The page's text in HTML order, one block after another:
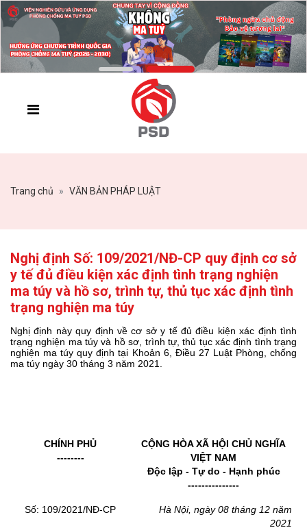
Trang chủ VĂN BẢN PHÁP LUẬT
Nghị định Số: 109/2021/NĐ-CP quy định cơ sở
y tế đủ điều kiện xác định tình trạng nghiện
ma túy và hồ sơ, trình tự, thủ tục xác định tình
trạng nghiện ma túy
Nghị định này quy định về cơ sở y tế đủ điều kiện xác định tình
trạng nghiện ma túy và hồ sơ, trình tự, thủ tục xác định tình trạng
nghiện ma túy quy định tại Khoản 6, Điều 27 Luật Phòng, chống
ma túy ngày 30 tháng 3 năm 2021.
CHÍNH PHỦ
--------
CỘNG HÒA XÃ HỘI CHỦ NGHĨA
VIỆT NAM
Độc lập - Tự do - Hạnh phúc
---------------
Số: 109/2021/NĐ-CP
Hà Nội, ngày 08 tháng 12 năm
2021